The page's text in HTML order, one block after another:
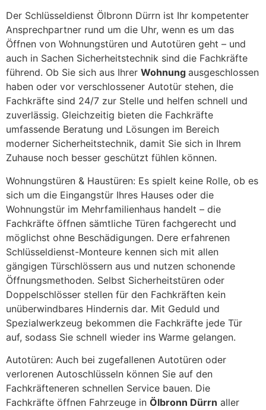
Der Schlüsseldienst Ölbronn Dürrn ist Ihr kompetenter
Ansprechpartner rund um die Uhr, wenn es um das
Öffnen von Wohnungstüren und Autotüren geht – und
auch in Sachen Sicherheitstechnik sind die Fachkräfte
führend. Ob Sie sich aus Ihrer Wohnung ausgeschlossen
haben oder vor verschlossener Autotür stehen, die
Fachkräfte sind 24/7 zur Stelle und helfen schnell und
zuverlässig. Gleichzeitig bieten die Fachkräfte
umfassende Beratung und Lösungen im Bereich
moderner Sicherheitstechnik, damit Sie sich in Ihrem
Zuhause noch besser geschützt fühlen können.
Wohnungstüren & Haustüren: Es spielt keine Rolle, ob es
sich um die Eingangstür Ihres Hauses oder die
Wohnungstür im Mehrfamilienhaus handelt – die
Fachkräfte öffnen sämtliche Türen fachgerecht und
möglichst ohne Beschädigungen. Dere erfahrenen
Schlüsseldienst-Monteure kennen sich mit allen
gängigen Türschlössern aus und nutzen schonende
Öffnungsmethoden. Selbst Sicherheitstüren oder
Doppelschlösser stellen für den Fachkräften kein
unüberwindbares Hindernis dar. Mit Geduld und
Spezialwerkzeug bekommen die Fachkräfte jede Tür
auf, sodass Sie schnell wieder ins Warme gelangen.
Autotüren: Auch bei zugefallenen Autotüren oder
verlorenen Autoschlüsseln können Sie auf den
Fachkräfteneren schnellen Service bauen. Die
Fachkräfte öffnen Fahrzeuge in Ölbronn Dürrn aller